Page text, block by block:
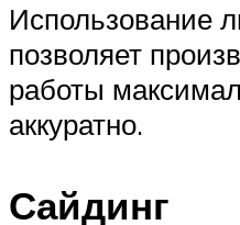
Использование
позволяет
работы
аккуратно.
Сайдинг